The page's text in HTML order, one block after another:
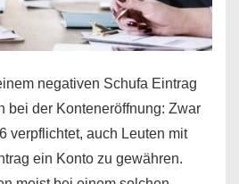
negativen Schufa Eintrag
bei der Konteneröffnung: Zwar
verpflichtet, auch Leuten mit
ein Konto zu gewähren.